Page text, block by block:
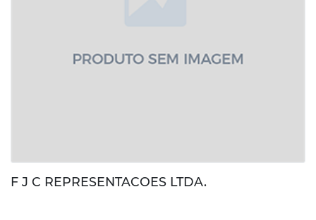
F J C REPRESENTACOES LTDA.